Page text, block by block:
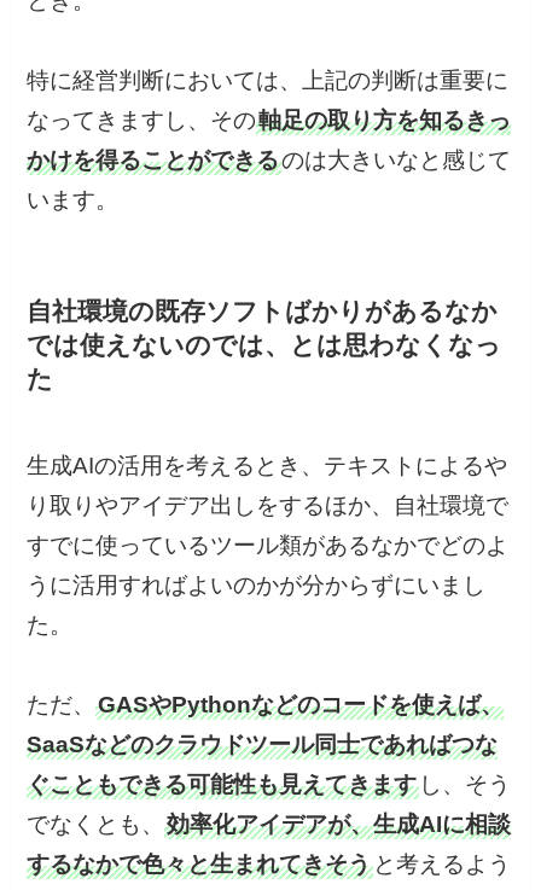
特に経営判断においては、上記の判断は重要に
なってきますし、その軸足の取り方を知るきっ
かけを得ることができるのは大きいなと感じて
います。
自社環境の既存ソフトばかりがあるなか
では使えないのでは、とは思わなくなっ
た
生成AIの活用を考えるとき、テキストによるや
り取りやアイデア出しをするほか、自社環境で
すでに使っているツール類があるなかでどのよ
うに活用すればよいのかが分からずにいまし
た。
ただ、GASやPythonなどのコードを使えば、
SaaSなどのクラウドツール同士であればつな
ぐこともできる可能性も見えてきます し、そう
でなくとも、効率化アイデアが、生成AIに相談
するなかで色々と生まれてきそう と考えるよう